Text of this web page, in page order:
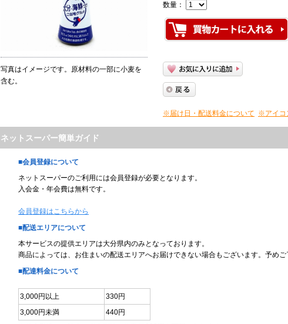
写真はイメージです。原材料の一部に小麦を
含む。
数量：
※届け日・配送料金について ※アイコ
ネットスーパー簡単ガイド
■会員登録について
ネットスーパーのご利用には会員登録が必要となります。
入会金・年会費は無料です。
会員登録はこちらから
■配送エリアについて
本サービスの提供エリアは大分県内のみとなっております。
商品によっては、お住まいの配送エリアへお届けできない場合もございます。予めご
■配達料金について
3,000円以上
330円
3,000円未満
440円